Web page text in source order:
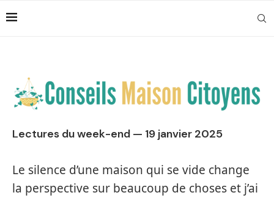
Lectures du week-end — 19 janvier 2025
Le silence d’une maison qui se vide change
la perspective sur beaucoup de choses et j’ai